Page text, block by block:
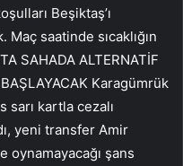
Beşiktaş’ı
saatinde sıcaklığın
SAHADA ALTERNATİF
Karagümrük
sarı kartla cezalı
yeni transfer Amir
oynamayacağı şans